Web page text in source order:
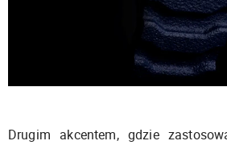
Drugim akcentem, gdzie